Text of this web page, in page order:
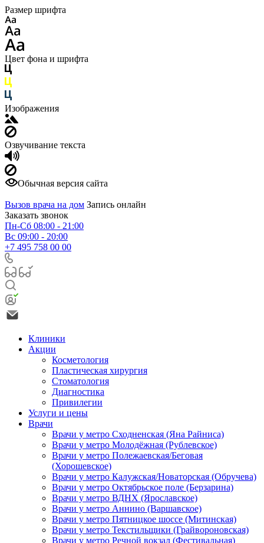
Размер шрифта
Цвет фона и шрифта
Изображения
Озвучивание текста
Обычная версия сайта
Вызов врача на дом Запись онлайн
Заказать звонок
Пн-Сб 08:00 - 21:00
Вс 09:00 - 20:00
+7 495 758 00 00
Клиники
Акции
Косметология
Пластическая хирургия
Стоматология
Диагностика
Привилегии
Услуги и цены
Врачи
Врачи у метро Сходненская (Яна Райниса)
Врачи у метро Молодёжная (Рублевское)
Врачи у метро Полежаевская/Беговая
(Хорошевское)
Врачи у метро Калужская/Новаторская (Обручева)
Врачи у метро Октябрьское поле (Берзарина)
Врачи у метро ВДНХ (Ярославское)
Врачи у метро Аннино (Варшавское)
Врачи у метро Пятницкое шоссе (Митинская)
Врачи у метро Текстильщики (Грайвороновская)
Врачи у метро Речной вокзал (Фестивальная)